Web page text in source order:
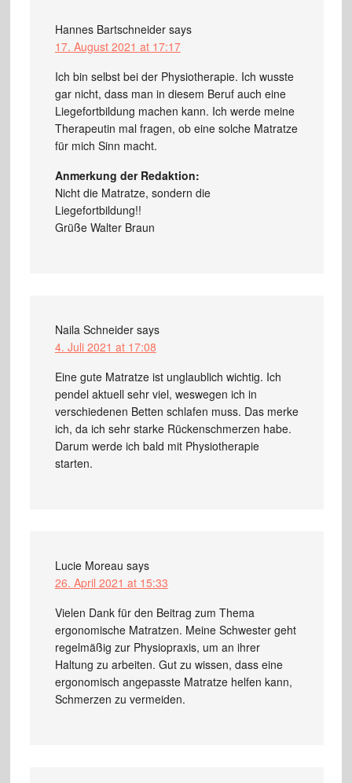
Hannes Bartschneider says
17. August 2021 at 17:17
Ich bin selbst bei der Physiotherapie. Ich wusste
gar nicht, dass man in diesem Beruf auch eine
Liegefortbildung machen kann. Ich werde meine
Therapeutin mal fragen, ob eine solche Matratze
für mich Sinn macht.
Anmerkung der Redaktion:
Nicht die Matratze, sondern die
Liegefortbildung!!
Grüße Walter Braun
Naila Schneider says
4. Juli 2021 at 17:08
Eine gute Matratze ist unglaublich wichtig. Ich
pendel aktuell sehr viel, weswegen ich in
verschiedenen Betten schlafen muss. Das merke
ich, da ich sehr starke Rückenschmerzen habe.
Darum werde ich bald mit Physiotherapie
starten.
Lucie Moreau says
26. April 2021 at 15:33
Vielen Dank für den Beitrag zum Thema
ergonomische Matratzen. Meine Schwester geht
regelmäßig zur Physiopraxis, um an ihrer
Haltung zu arbeiten. Gut zu wissen, dass eine
ergonomisch angepasste Matratze helfen kann,
Schmerzen zu vermeiden.